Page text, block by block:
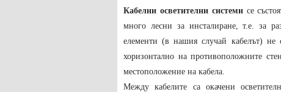
Кабелни осветителни системисе
много лесни за инсталиране, т.е. за
елементи (в нашия случай кабелът) не
хоризонтално на противоположните
местоположение на кабела.
Между кабелите са окачени